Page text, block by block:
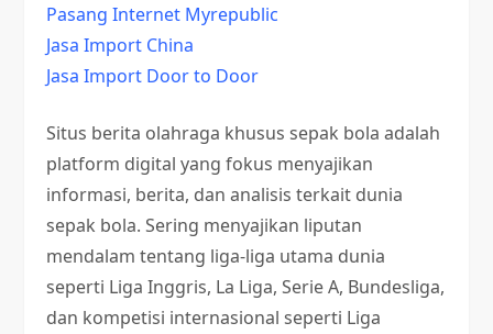
Pasang Internet Myrepublic
Jasa Import China
Jasa Import Door to Door
Situs berita olahraga khusus sepak bola adalah
platform digital yang fokus menyajikan
informasi, berita, dan analisis terkait dunia
sepak bola. Sering menyajikan liputan
mendalam tentang liga-liga utama dunia
seperti Liga Inggris, La Liga, Serie A, Bundesliga,
dan kompetisi internasional seperti Liga